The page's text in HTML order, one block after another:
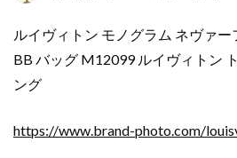
ルイヴィトン モノグラム ネヴァー
BB バッグ M12099 ルイヴィトン
ング
https://www.brand-photo.com/